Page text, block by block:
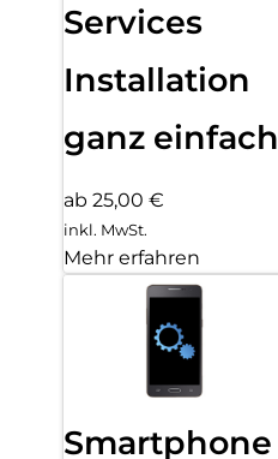
Services
Installation
ganz einfach
ab 25,00 €
inkl. MwSt.
Mehr erfahren
Smartphone